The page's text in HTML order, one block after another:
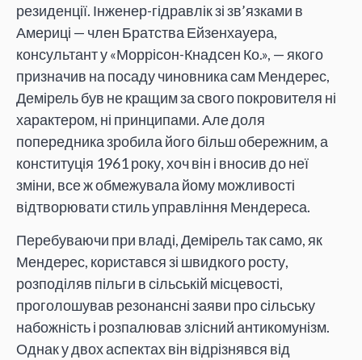
резиденції. Інженер-гідравлік зі зв’язками в
Америці — член Братства Ейзенхауера,
консультант у «Моррісон-Кнадсен Ко.», — якого
призначив на посаду чиновника сам Мендерес,
Демірель був не кращим за свого покровителя ні
характером, ні принципами. Але доля
попередника зробила його більш обережним, а
конституція 1961 року, хоч він і вносив до неї
зміни, все ж обмежувала йому можливості
відтворювати стиль управління Мендереса.
Перебуваючи при владі, Демірель так само, як
Мендерес, користався зі швидкого росту,
розподіляв пільги в сільській місцевості,
проголошував резонансні заяви про сільську
набожність і розпалював злісний антикомунізм.
Однак у двох аспектах він відрізнявся від